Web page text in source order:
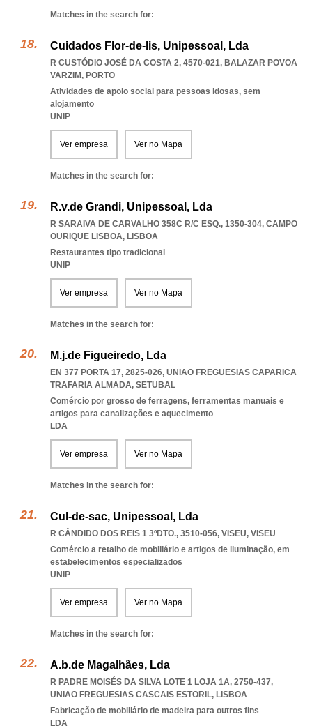
Matches in the search for:
Cuidados Flor-de-lis, Unipessoal, Lda
R CUSTÓDIO JOSÉ DA COSTA 2, 4570-021, BALAZAR POVOA
VARZIM, PORTO
Atividades de apoio social para pessoas idosas, sem
alojamento
UNIP
Ver empresa Ver no Mapa
Matches in the search for:
R.v.de Grandi, Unipessoal, Lda
R SARAIVA DE CARVALHO 358C R/C ESQ., 1350-304, CAMPO
OURIQUE LISBOA, LISBOA
Restaurantes tipo tradicional
UNIP
Ver empresa Ver no Mapa
Matches in the search for:
M.j.de Figueiredo, Lda
EN 377 PORTA 17, 2825-026, UNIAO FREGUESIAS CAPARICA
TRAFARIA ALMADA, SETUBAL
Comércio por grosso de ferragens, ferramentas manuais e
artigos para canalizações e aquecimento
LDA
Ver empresa Ver no Mapa
Matches in the search for:
Cul-de-sac, Unipessoal, Lda
R CÂNDIDO DOS REIS 1 3ºDTO., 3510-056, VISEU, VISEU
Comércio a retalho de mobiliário e artigos de iluminação, em
estabelecimentos especializados
UNIP
Ver empresa Ver no Mapa
Matches in the search for:
A.b.de Magalhães, Lda
R PADRE MOISÉS DA SILVA LOTE 1 LOJA 1A, 2750-437,
UNIAO FREGUESIAS CASCAIS ESTORIL, LISBOA
Fabricação de mobiliário de madeira para outros fins
LDA